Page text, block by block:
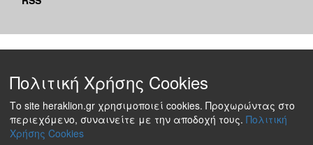
Πολιτική Χρήσης Cookies
Το site heraklion.gr χρησιμοποιεί cookies. Προχωρώντας στο
περιεχόμενο, συναινείτε με την αποδοχή τους. Πολιτική
Χρήσης Cookies